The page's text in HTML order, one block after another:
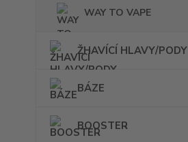
WAY TO VAPE
ŽHAVÍCÍ HLAVY/PODY
BÁZE
BOOSTER